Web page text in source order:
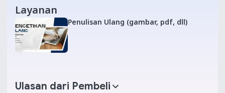
Layanan
Penulisan Ulang (gambar, pdf, dll)
Ulasan dari Pembeli